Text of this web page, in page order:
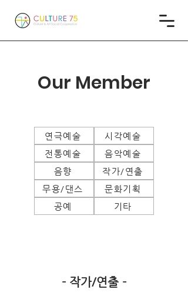
Our Member
연극예술
시각예술
전통예술
음악예술
음향
작가/연출
무용/댄스
문화기획
공예
기타
​- 작가/연출 -